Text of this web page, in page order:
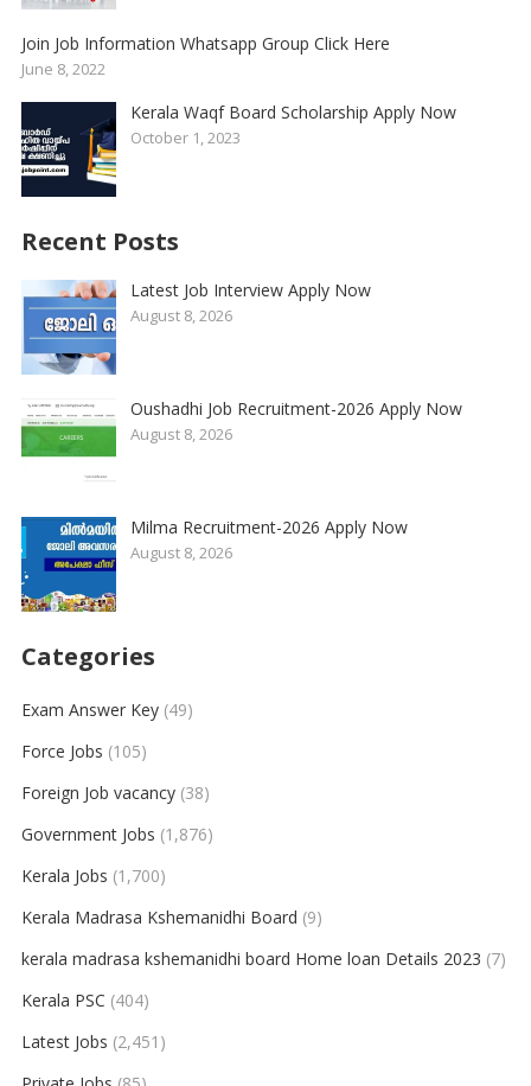
Join Job Information Whatsapp Group Click Here
June 8, 2022
Kerala Waqf Board Scholarship Apply Now
October 1, 2023
Recent Posts
Latest Job Interview Apply Now
August 8, 2026
Oushadhi Job Recruitment-2026 Apply Now
August 8, 2026
Milma Recruitment-2026 Apply Now
August 8, 2026
Categories
Exam Answer Key(49)
Force Jobs (105)
Foreign Job vacancy(38)
Government Jobs (1,876)
Kerala Jobs (1,700)
Kerala Madrasa Kshemanidhi Board (9)
kerala madrasa kshemanidhi board Home loan Details 2023 (7)
Kerala PSC (404)
Latest Jobs (2,451)